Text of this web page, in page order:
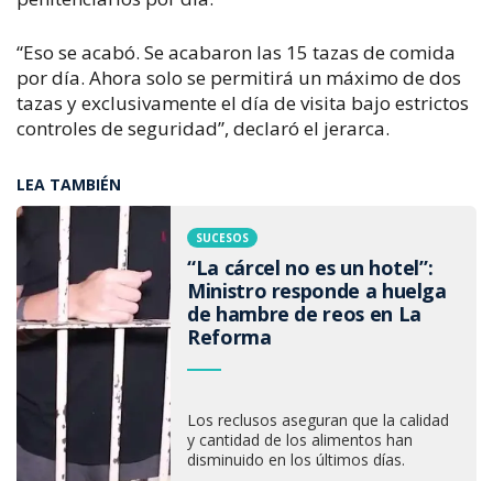
“Eso se acabó. Se acabaron las 15 tazas de comida
por día. Ahora solo se permitirá un máximo de dos
tazas y exclusivamente el día de visita bajo estrictos
controles de seguridad”, declaró el jerarca.
LEA TAMBIÉN
SUCESOS
“La cárcel no es un hotel”:
Ministro responde a huelga
de hambre de reos en La
Reforma
Los reclusos aseguran que la calidad
y cantidad de los alimentos han
disminuido en los últimos días.